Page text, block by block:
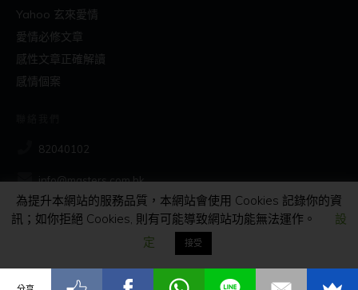
Yahoo 玄來愛情
愛情必修文章
感性文章正確解讀
感情個案
82040102
info@masters.com.hk
社交
為提升本網站的服務品質，本網站會使用 Cookies 記錄你的資
訊；如你拒絕 Cookies, 則有可能導致網站功能無法運作。
設
定
接受